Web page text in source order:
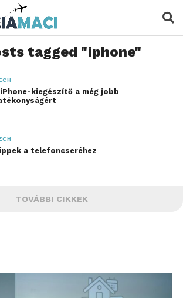
tagged "iphone"
kiegészítő a még jobb
a telefoncseréhez
TOVÁBBI CIKKEK